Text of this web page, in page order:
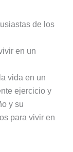
de los
en un
vida en un
ejercicio y
y su
para vivir en